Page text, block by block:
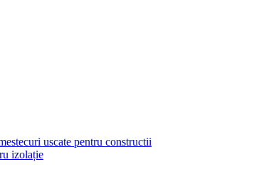
uscate pentru constructii
izolație